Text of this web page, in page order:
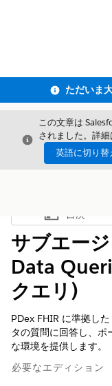
閉じる
この文章は
されました。詳細
英語に切り替
目次を表示
目次
サブエー
Data
クエリ)
PDex FHIR に準拠し
タの質問に回答し、
な環境を提供します。
必要なエディション